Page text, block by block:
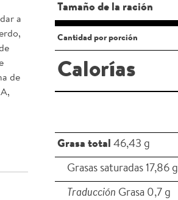
a
de
Tamaño de la ración
Cantidad por porción
Calorías
Grasa total 46,43 g
Grasas saturadas 17,86 g
Traducción Grasa 0,7 g